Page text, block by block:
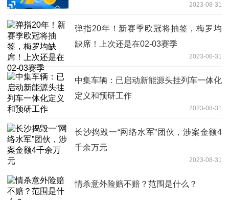
2023-08-31
弹指20年！新赛季欧冠将抽签，梅罗均
缺席！上次还是在02-03赛季
2023-08-31
中集车辆：已启动新能源头挂列车一体化
定义和预研工作
2023-08-31
长沙捣毁一“网络水军”团伙，涉案金额4
千余万元
2023-08-31
情杀意外险赔不赔？范围是什么？